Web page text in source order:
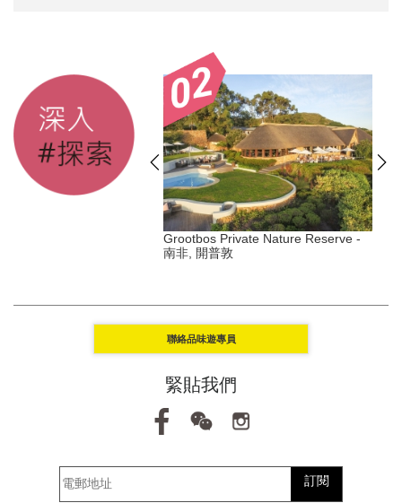
Grootbos Private Nature Reserve -
南非, 開普敦
聯絡品味遊專員
緊貼我們
訂閱